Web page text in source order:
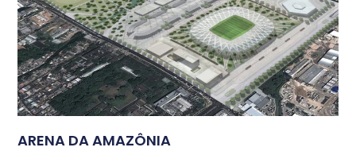
ARENA DA AMAZÔNIA